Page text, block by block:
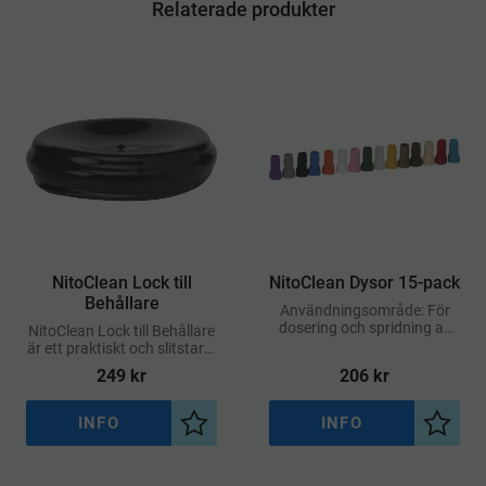
Relaterade produkter
NitoClean Lock till
Behållare
NitoClean Lock till Behållare
är ett praktiskt och slitstarkt
lock, speciellt framtaget för
att passa NitoClean-
behållare
249 kr
Lägg till i önskelista
INFO
NitoClean Dysor 15-pack
Användningsområde: För
dosering och spridning av
professionella miljöer
206 kr
Lägg
INFO